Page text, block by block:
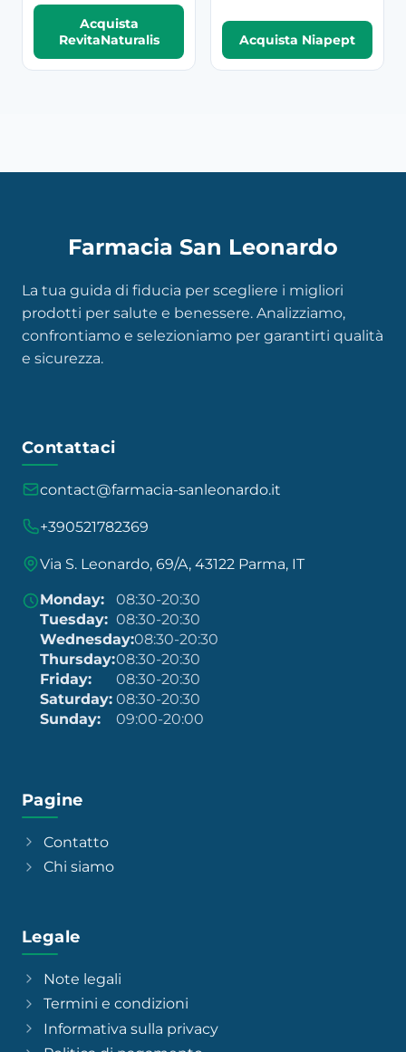
Acquista
RevitaNaturalis
Acquista Niapept
Farmacia San Leonardo
La tua guida di fiducia per scegliere i migliori
prodotti per salute e benessere. Analizziamo,
confrontiamo e selezioniamo per garantirti qualità
e sicurezza.
Contattaci
contact@farmacia-sanleonardo.it
+390521782369
Via S. Leonardo, 69/A, 43122 Parma, IT
Monday:
08:30-20:30
Tuesday: 08:30-20:30
Wednesday:08:30-20:30
Thursday:08:30-20:30
Friday:
08:30-20:30
Saturday: 08:30-20:30
Sunday:
09:00-20:00
Pagine
Contatto
Chi siamo
Legale
Note legali
Termini e condizioni
Informativa sulla privacy